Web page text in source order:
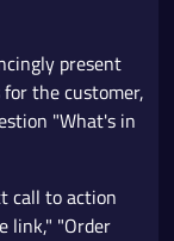
present
for the customer,
"What's in
call to action
link," "Order